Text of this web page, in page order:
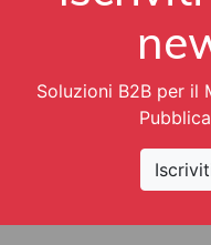
Soluzioni B2B per il